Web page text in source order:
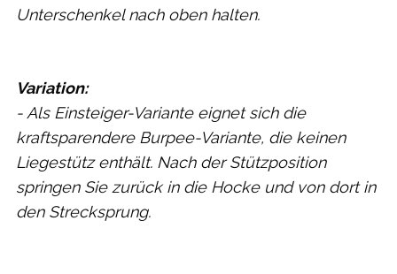
Unterschenkel nach oben halten.
Variation:
- Als Einsteiger-Variante eignet sich die
kraftsparendere Burpee-Variante, die keinen
Liegestütz enthält. Nach der Stützposition
springen Sie zurück in die Hocke und von dort in
den Strecksprung.